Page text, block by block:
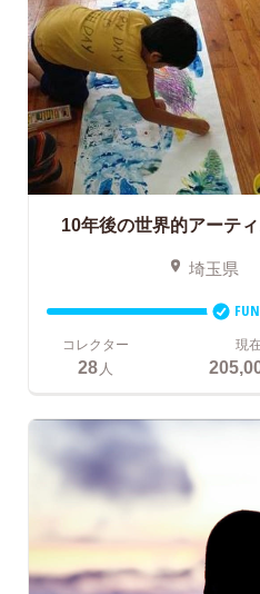
10年後の世界的アーテ
埼玉県
コレクター
28 人
現